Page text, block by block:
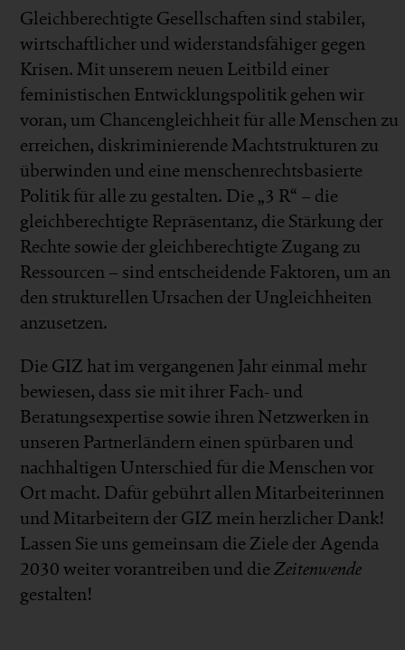
Gleichberechtigte Gesellschaften sind stabiler,
wirtschaftlicher und widerstandsfähiger gegen
Krisen. Mit unserem neuen Leitbild einer
feministischen Entwicklungspolitik gehen wir
voran, um Chancengleichheit für alle Menschen zu
erreichen, diskriminierende Machtstrukturen zu
überwinden und eine menschenrechtsbasierte
Politik für alle zu gestalten. Die „3 R“ – die
gleichberechtigte Repräsentanz, die Stärkung der
Rechte sowie der gleichberechtigte Zugang zu
Ressourcen – sind entscheidende Faktoren, um an
den strukturellen Ursachen der Ungleichheiten
anzusetzen.
Die GIZ hat im vergangenen Jahr einmal mehr
bewiesen, dass sie mit ihrer Fach- und
Beratungsexpertise sowie ihren Netzwerken in
unseren Partnerländern einen spürbaren und
nachhaltigen Unterschied für die Menschen vor
Ort macht. Dafür gebührt allen Mitarbeiterinnen
und Mitarbeitern der GIZ mein herzlicher Dank!
Lassen Sie uns gemeinsam die Ziele der Agenda
2030 weiter vorantreiben und dieZeitenwende
gestalten!